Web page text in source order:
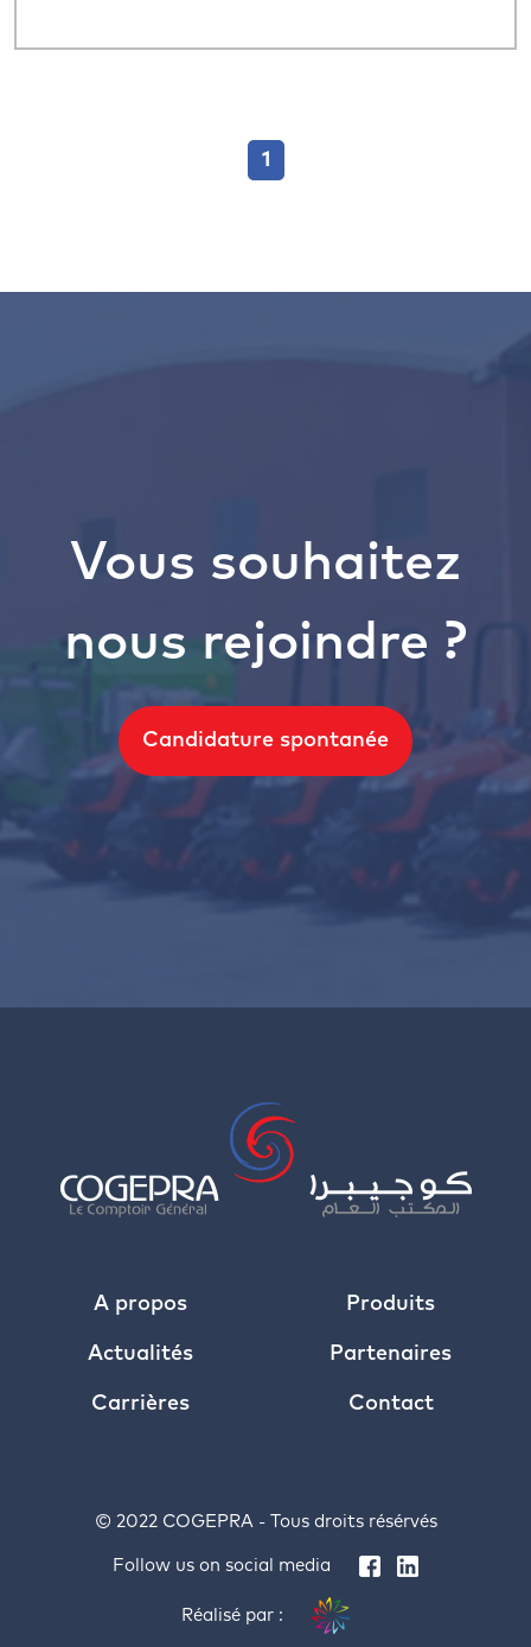
1
Vous souhaitez
nous rejoindre ?
Candidature spontanée
A propos Produits
Actualités Partenaires
Carrières Contact
© 2022 COGEPRA - Tous droits résérvés
Follow us on social media
Réalisé par :